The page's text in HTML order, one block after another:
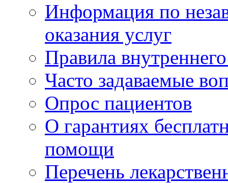
Информация по
оказания услуг
Правила
Часто задаваемые
Опрос пациентов
О гарантиях
помощи
Перечень